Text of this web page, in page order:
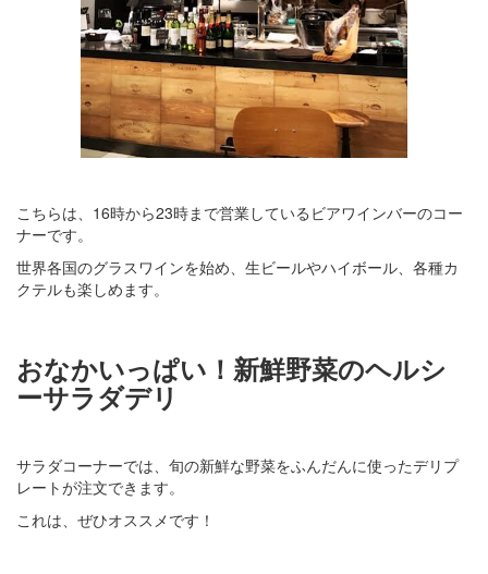
こちらは、16時から23時まで営業しているビアワインバーのコー
ナーです。
世界各国のグラスワインを始め、生ビールやハイボール、各種カ
クテルも楽しめます。
おなかいっぱい！新鮮野菜のヘルシ
ーサラダデリ
サラダコーナーでは、旬の新鮮な野菜をふんだんに使ったデリプ
レートが注文できます。
これは、ぜひオススメです！